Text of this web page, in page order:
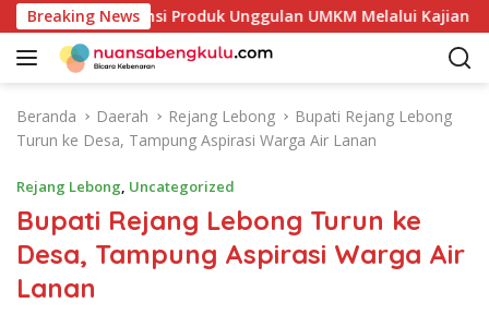
a
Breaking News
Potensi Produk Unggulan UMKM Melalui Kajian Bank
Beranda Daerah Rejang Lebong
Bupati Rejang Lebong
Turun ke Desa, Tampung Aspirasi Warga Air Lanan
Rejang Lebong, Uncategorized
Bupati Rejang Lebong Turun ke
Desa, Tampung Aspirasi Warga Air
Lanan